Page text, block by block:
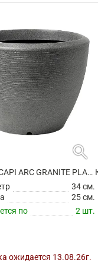
search
КАШПО CAPI ARC GRANITE PLANTER BALL ANTHRACITE
34 см.
25 см.
по
2 шт.
ожидается 13.08.26г.